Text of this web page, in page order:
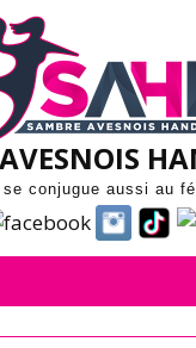
se conjugue aussi au